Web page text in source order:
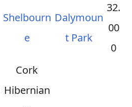
Shelbourn
e
Dalymoun
t Park
32.
00
0
Cork
Hibernian